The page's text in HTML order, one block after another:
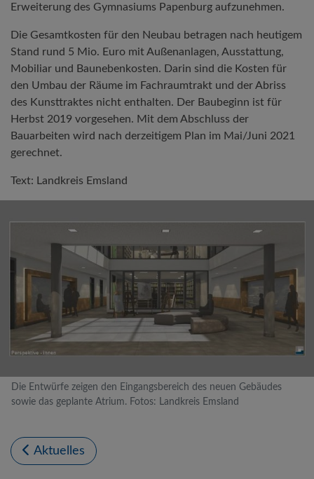
Erweiterung des Gymnasiums Papenburg aufzunehmen.
Die Gesamtkosten für den Neubau betragen nach heutigem
Stand rund 5 Mio. Euro mit Außenanlagen, Ausstattung,
Mobiliar und Baunebenkosten. Darin sind die Kosten für
den Umbau der Räume im Fachraumtrakt und der Abriss
des Kunsttraktes nicht enthalten. Der Baubeginn ist für
Herbst 2019 vorgesehen. Mit dem Abschluss der
Bauarbeiten wird nach derzeitigem Plan im Mai/Juni 2021
gerechnet.
Text: Landkreis Emsland
Die Entwürfe zeigen den Eingangsbereich des neuen Gebäudes
sowie das geplante Atrium. Fotos: Landkreis Emsland
Aktuelles